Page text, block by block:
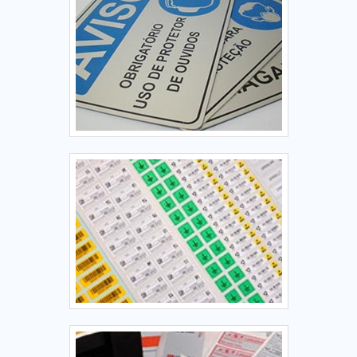
treinamento com materiais sofisticados; Equipamentos de
última geração.A EMPRESA MAIS QUALIFICADA DO
SEGMENTOSomente na Instplaq existem as melhores
condições para quem deseja achar o que precisa para
identificação de quadro elétrico. Sempre de olho no
mercado, traz novidades em itens como plaquetas
patrimoniais e placas de sinalização de ambientes.É uma
empresa comprometida com seus serviços e uma empresa
no resultado final, tendo escritório de alta qualidade onde
são realizadas as atividades e biblioteca técnica de
apoio. Tudo isso, unido a um time de equipe
multidisciplinar de consultores associados e profissionais
com vasta experiência na área de atuação, garantem o
sucesso de cada cliente de ponta a ponta.